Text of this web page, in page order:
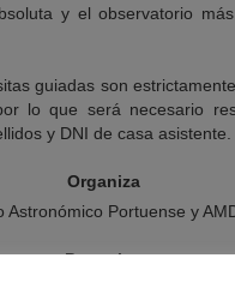
y el observatorio
guiadas son
lo que será necesario
y DNI de casa asistente.
Organiza
Astronómico Portuense y
Patrocina